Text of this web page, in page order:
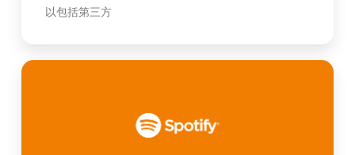
以包括第三方